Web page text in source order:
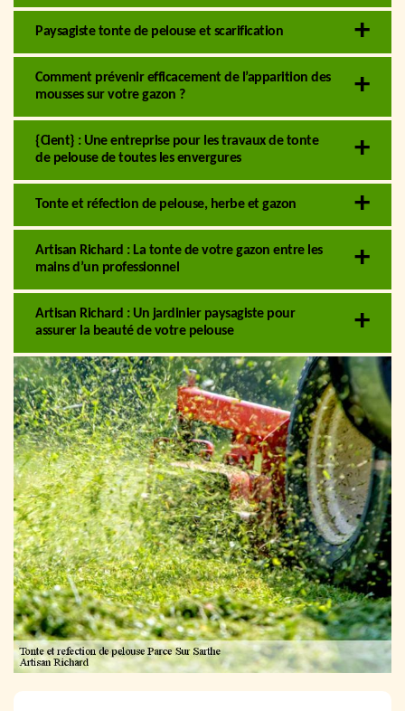
Paysagiste tonte de pelouse et scarification
Comment prévenir efficacement de l’apparition des
mousses sur votre gazon ?
{Cient} : Une entreprise pour les travaux de tonte
de pelouse de toutes les envergures
Tonte et réfection de pelouse, herbe et gazon
Artisan Richard : La tonte de votre gazon entre les
mains d’un professionnel
Artisan Richard : Un jardinier paysagiste pour
assurer la beauté de votre pelouse